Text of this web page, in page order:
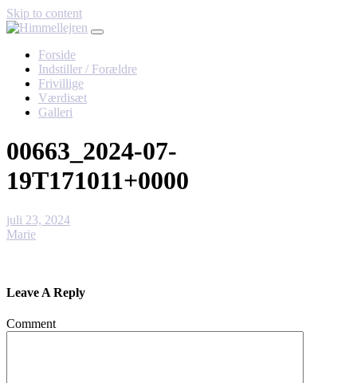
Skip to content
Forside
Indstiller / Forældre
Frivillige
Værdisæt
Galleri
00663_2024-07-
19T171011+0000
juli 23, 2024
Marie
Leave A Reply
Comment